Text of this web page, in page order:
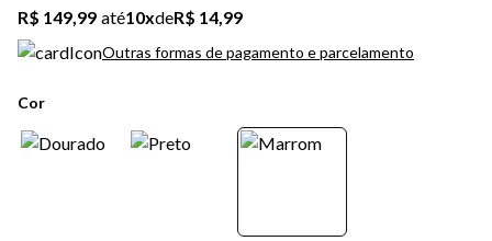
R$ 149,99 até10xdeR$ 14,99
Outras formas de pagamento e parcelamento
Cor
6º sandalia
8º chuteira